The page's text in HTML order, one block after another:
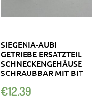
SIEGENIA-AUBI
GETRIEBE ERSATZTEIL
SCHNECKENGEHÄUSE
SCHRAUBBAR MIT BIT
UND ANLEITUNG
€12.39